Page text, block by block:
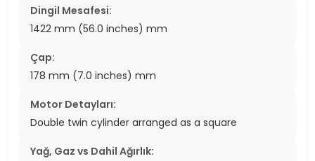
Dingil Mesafesi:
1422 mm (56.0 inches) mm
Çap:
178 mm (7.0 inches) mm
Motor Detayları:
Double twin cylinder arranged as a square
Yağ, Gaz vs Dahil Ağırlık: